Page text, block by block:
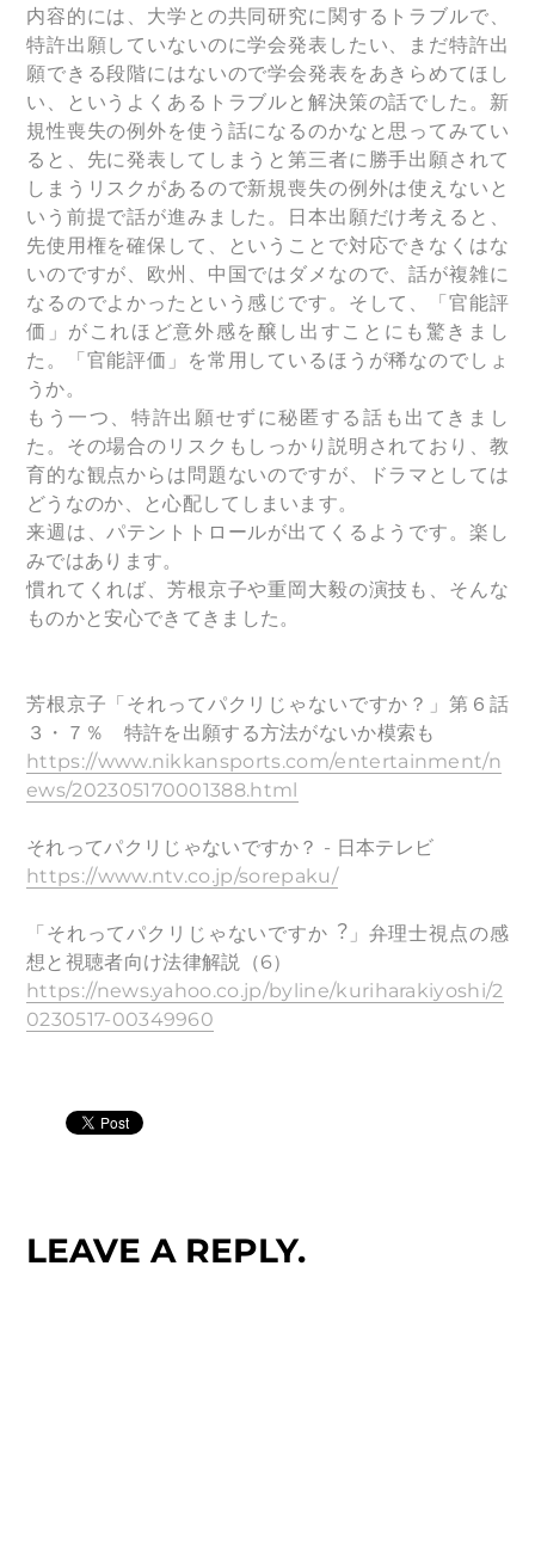
内容的には、大学との共同研究に関するトラブルで、
特許出願していないのに学会発表したい、まだ特許出
願できる段階にはないので学会発表をあきらめてほし
い、というよくあるトラブルと解決策の話でした。新
規性喪失の例外を使う話になるのかなと思ってみてい
ると、先に発表してしまうと第三者に勝手出願されて
しまうリスクがあるので新規喪失の例外は使えないと
いう前提で話が進みました。日本出願だけ考えると、
先使用権を確保して、ということで対応できなくはな
いのですが、欧州、中国ではダメなので、話が複雑に
なるのでよかったという感じです。そして、「官能評
価」がこれほど意外感を醸し出すことにも驚きまし
た。「官能評価」を常用しているほうが稀なのでしょ
うか。
もう一つ、特許出願せずに秘匿する話も出てきまし
た。その場合のリスクもしっかり説明されており、教
育的な観点からは問題ないのですが、ドラマとしては
どうなのか、と心配してしまいます。
来週は、パテントトロールが出てくるようです。楽し
みではあります。
慣れてくれば、芳根京子や重岡大毅の演技も、そんな
ものかと安心できてきました。
芳根京子「それってパクリじゃないですか？」第６話
３・７％ 特許を出願する方法がないか模索も
https://www.nikkansports.com/entertainment/n
ews/202305170001388.html
それってパクリじゃないですか？ - 日本テレビ
https://www.ntv.co.jp/sorepaku/
「それってパクリじゃないですか︖」弁理士視点の感
想と視聴者向け法律解説（6）
https://news.yahoo.co.jp/byline/kuriharakiyoshi/2
0230517-00349960
LEAVE A REPLY.